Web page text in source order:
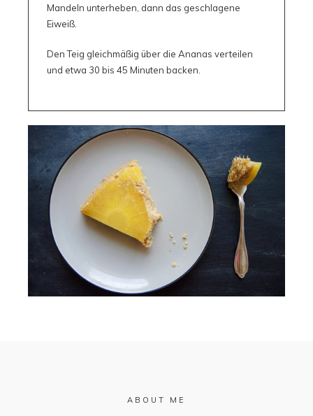
Mandeln unterheben, dann das geschlagene
Eiweiß.
Den Teig gleichmäßig über die Ananas verteilen
und etwa 30 bis 45 Minuten backen.
ABOUT ME